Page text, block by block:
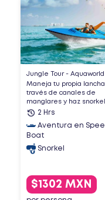
Jungle Tour - Aquaworld
Maneja tu propia lancha
través de canales de
manglares y haz
e... 2 Hrs
Aventura en
Boat
Snorkel
$1302 MXN